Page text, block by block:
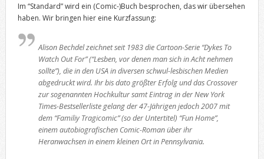
Im “Standard” wird ein (Comic-)Buch besprochen, das wir übersehen
haben. Wir bringen hier eine Kurzfassung:
Alison Bechdel zeichnet seit 1983 die Cartoon-Serie “Dykes To
Watch Out For” (“Lesben, vor denen man sich in Acht nehmen
sollte”), die in den USA in diversen schwul-lesbischen Medien
abgedruckt wird. Ihr bis dato größter Erfolg und das Crossover
zur sogenannten Hochkultur samt Eintrag in der New York
Times-Bestsellerliste gelang der 47-Jährigen jedoch 2007 mit
dem “Familiy Tragicomic” (so der Untertitel) “Fun Home”,
einem autobiografischen Comic-Roman über ihr
Heranwachsen in einem kleinen Ort in Pennsylvania.